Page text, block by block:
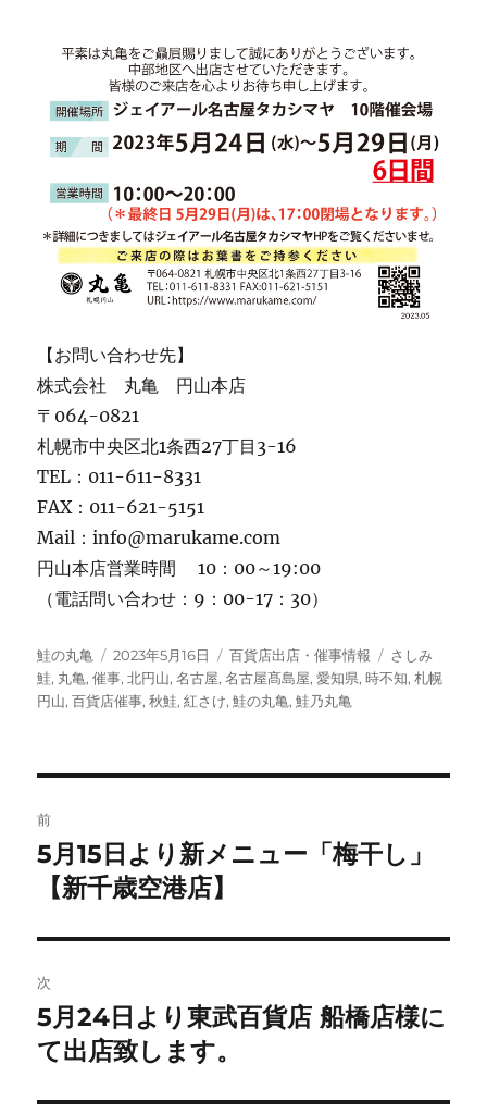
【お問い合わせ先】
株式会社 丸亀 円山本店
〒064-0821
札幌市中央区北1条西27丁目3-16
TEL：011-611-8331
FAX：011-621-5151
Mail：info@marukame.com
円山本店営業時間 10：00～19:00
（電話問い合わせ：9：00-17：30）
投
稿
者
鮭の丸亀
投
稿
日:
2023年5月16日
カ
テ
ゴ
百貨店出店・催事情報
タ
グ
さしみ
鮭, 丸亀,催事,北円山,名古屋,名古屋髙島屋,愛知県,時不知,札幌
円山,百貨店催事,秋鮭,紅さけ,鮭の丸亀,鮭乃丸亀
稿
ナ
ビ
ゲ
ー
シ
前
前
稿:
5月15日より新メニュー「梅干し」
【新千歳空港店】
次
次
の
稿:
5月24日より東武百貨店 船橋店様に
て出店致します。